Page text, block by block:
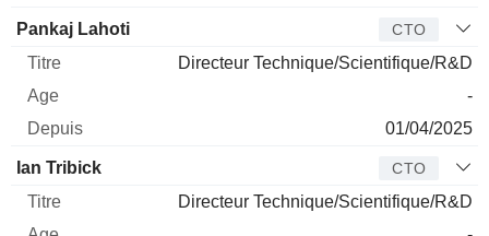
Pankaj Lahoti CTO
Directeur Technique/Scientifique/R&D
-
01/04/2025
Ian Tribick CTO
Directeur Technique/Scientifique/R&D